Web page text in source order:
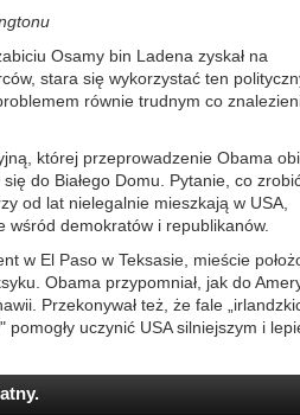
Osamy bin Ladena zyskał na
stara się wykorzystać ten
równie trudnym co
której przeprowadzenie Obama
do Białego Domu. Pytanie, co
od lat nielegalnie mieszkają w USA,
wśród demokratów i republikanów.
w El Paso w Teksasie, mieście
Obama przypomniał, jak do
Przekonywał też, że fale
uczynić USA silniejszym i